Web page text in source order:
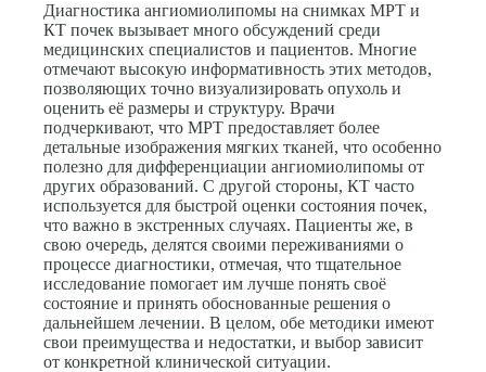
Диагностика ангиомиолипомы на снимках МРТ и
КТ почек вызывает много обсуждений среди
медицинских специалистов и пациентов. Многие
отмечают высокую информативность этих методов,
позволяющих точно визуализировать опухоль и
оценить её размеры и структуру. Врачи
подчеркивают, что МРТ предоставляет более
детальные изображения мягких тканей, что особенно
полезно для дифференциации ангиомиолипомы от
других образований. С другой стороны, КТ часто
используется для быстрой оценки состояния почек,
что важно в экстренных случаях. Пациенты же, в
свою очередь, делятся своими переживаниями о
процессе диагностики, отмечая, что тщательное
исследование помогает им лучше понять своё
состояние и принять обоснованные решения о
дальнейшем лечении. В целом, обе методики имеют
свои преимущества и недостатки, и выбор зависит
от конкретной клинической ситуации.